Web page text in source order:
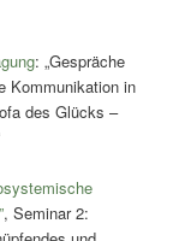
: „Gespräche
Kommunikation in
des Glücks –
, Seminar 2: